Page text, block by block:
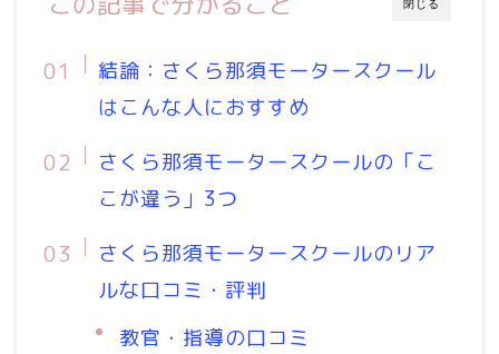
閉じる
結論：さくら那須モータースクール
はこんな人におすすめ
さくら那須モータースクールの「こ
こが違う」3つ
さくら那須モータースクールのリア
ルな口コミ・評判
教官・指導の口コミ